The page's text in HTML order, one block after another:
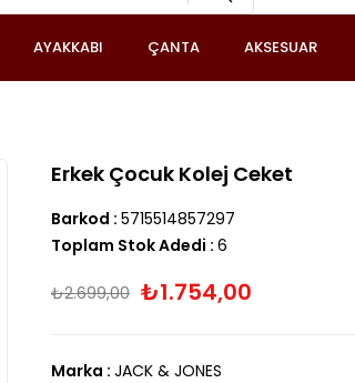
AYAKKABI ÇANTA AKSESUAR
Erkek Çocuk Kolej Ceket
Barkod : 5715514857297
Toplam Stok Adedi : 6
₺2.699,00 ₺1.754,00
Marka : JACK & JONES